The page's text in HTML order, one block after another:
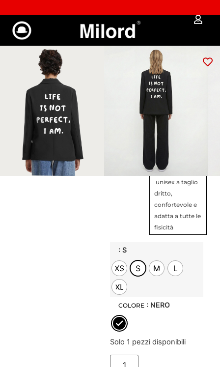
Approfitta dei Saldi | fino al - 40% OFF!
Blazer NOT PERFECT
80,75€
Linee pulite, spirito
ribelle.
GUIDA ALLE MISURE
Veste regolare
unisex a taglio
dritto,
confortevole e
adatta a tutte le
fisicità
: S
XS S M
L
XL
COLORE : NERO
Solo 1 pezzi disponibili